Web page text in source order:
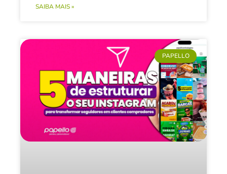
SAIBA MAIS »
PAPELLO